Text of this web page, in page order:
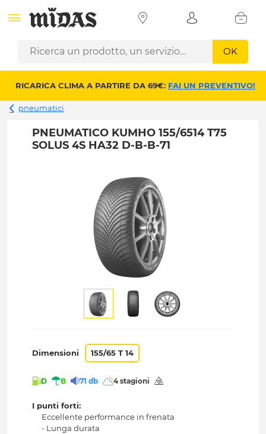
OK
RICARICA CLIMA A PARTIRE DA 69€: FAI UN PREVENTIVO!
pneumatici
PNEUMATICO KUMHO 155/6514 T75
SOLUS 4S HA32 D-B-B-71
Dimensioni 155/65 T 14
D B 71 db 4 stagioni
I punti forti:
Eccellente performance in frenata
- Lunga durata